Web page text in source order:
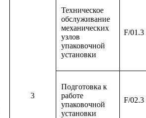
3
Техническое
обслуживание
механических
узлов
упаковочной
установки
F/01.3
Подготовка к
работе
упаковочной
установки
F/02.3